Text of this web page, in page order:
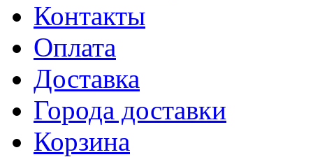
Контакты
Оплата
Доставка
Города доставки
Корзина